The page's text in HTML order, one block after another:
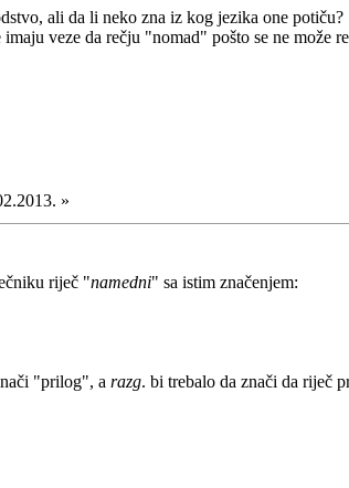
ali da li neko zna iz kog jezika one potiču?
veze da rečju "nomad" pošto se ne
»
riječ "namedni" sa istim značenjem:
"prilog", a razg. bi trebalo da znači da riječ